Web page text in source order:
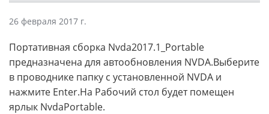
26 февраля 2017 г.
Портативная сборка Nvda2017.1_Portable
предназначена для автообновления NVDA.Выберите
в проводнике папку с установленной NVDA и
нажмите Enter.На Рабочий стол будет помещен
ярлык NvdaPortable.